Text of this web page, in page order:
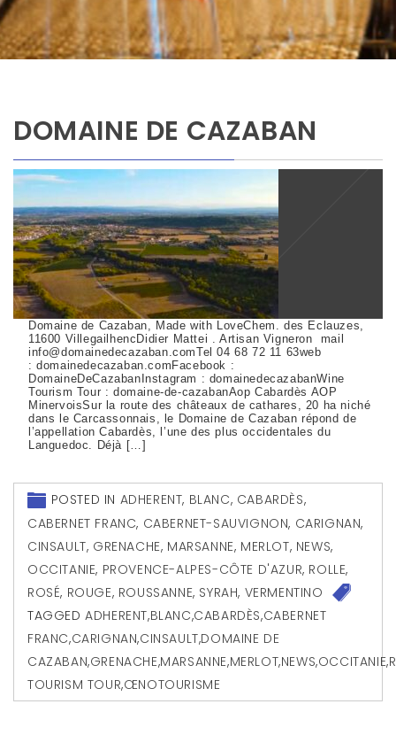
DOMAINE DE CAZABAN
Domaine de Cazaban, Made with LoveChem. des Eclauzes,
11600 VillegailhencDidier Mattei . Artisan Vigneron mail
info@domainedecazaban.comTel 04 68 72 11 63web
: domainedecazaban.comFacebook :
DomaineDeCazabanInstagram : domainedecazabanWine
Tourism Tour : domaine-de-cazabanAop Cabardès AOP
MinervoisSur la route des châteaux de cathares, 20 ha niché
dans le Carcassonnais, le Domaine de Cazaban répond de
l’appellation Cabardès, l’une des plus occidentales du
Languedoc. Déjà […]
POSTED IN ADHERENT, BLANC, CABARDÈS,
CABERNET FRANC, CABERNET-SAUVIGNON, CARIGNAN,
CINSAULT, GRENACHE, MARSANNE, MERLOT, NEWS,
OCCITANIE, PROVENCE-ALPES-CÔTE D'AZUR, ROLLE,
ROSÉ, ROUGE, ROUSSANNE, SYRAH, VERMENTINO
TAGGEDADHERENT,BLANC,CABARDÈS,CABERNET
FRANC,CARIGNAN,CINSAULT,DOMAINE DE
CAZABAN,GRENACHE,MARSANNE,MERLOT,NEWS,OCCITANIE,
TOURISM TOUR,ŒNOTOURISME